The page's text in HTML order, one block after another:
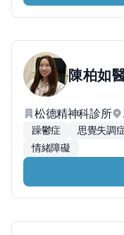
陳柏如
松德精神科診所
躁鬱症 思覺失調
情緒障礙